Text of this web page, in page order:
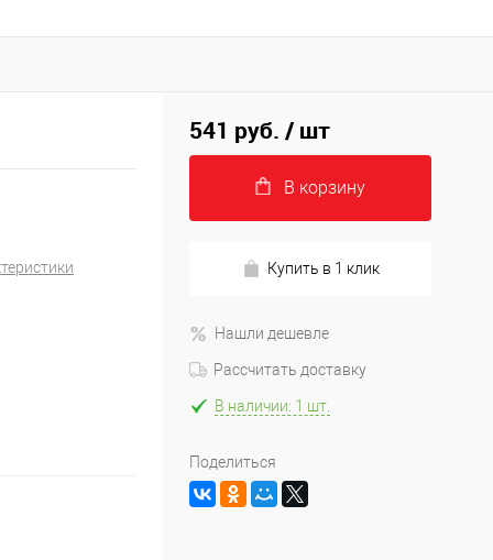
541 руб. / шт
В корзину
Купить в 1 клик
Нашли дешевле
Рассчитать доставку
В наличии: 1 шт.
Поделиться